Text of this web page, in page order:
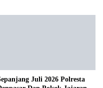
Juli 2026 Polresta